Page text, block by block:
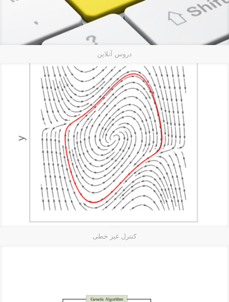
دروس آنلاین
کنترل غیر خطی